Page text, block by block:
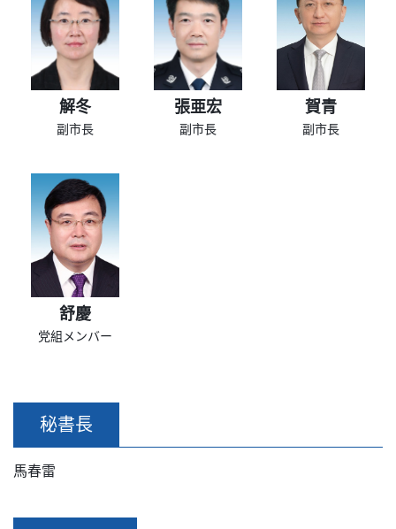
解冬
副市長
張亜宏
副市長
賀青
副市長
舒慶
党組メンバー
秘書長
馬春雷